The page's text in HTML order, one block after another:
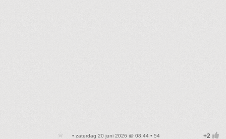
• zaterdag 20 juni 2026 @ 08:44 • 54